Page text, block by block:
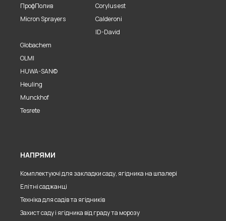
ПрофПолив
Micron Sprayers
Corylus est
Calderoni
ID-David
Globachem
OLMI
HUWA-SAN©
Heuling
Munckhof
Tesrete
НАПРЯМИ
Комплектуючі для закладки саду, ягідника на шпалері
Елітні саджанці
Техніка для садів та ягідників
Захист саду і ягідника від граду та морозу